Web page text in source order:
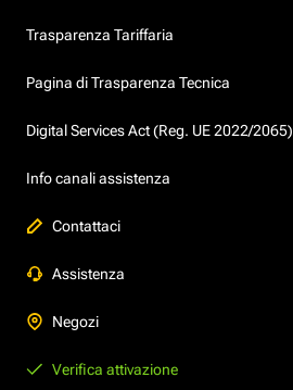
Trasparenza Tariffaria
Pagina di Trasparenza Tecnica
Digital Services Act (Reg. UE 2022/2065)
Info canali assistenza
Contattaci
Assistenza
Negozi
Verifica attivazione